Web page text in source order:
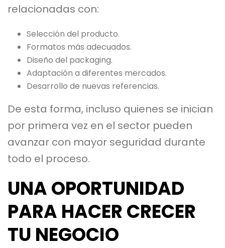
relacionadas con:
Selección del producto.
Formatos más adecuados.
Diseño del packaging.
Adaptación a diferentes mercados.
Desarrollo de nuevas referencias.
De esta forma, incluso quienes se inician
por primera vez en el sector pueden
avanzar con mayor seguridad durante
todo el proceso.
UNA OPORTUNIDAD
PARA HACER CRECER
TU NEGOCIO